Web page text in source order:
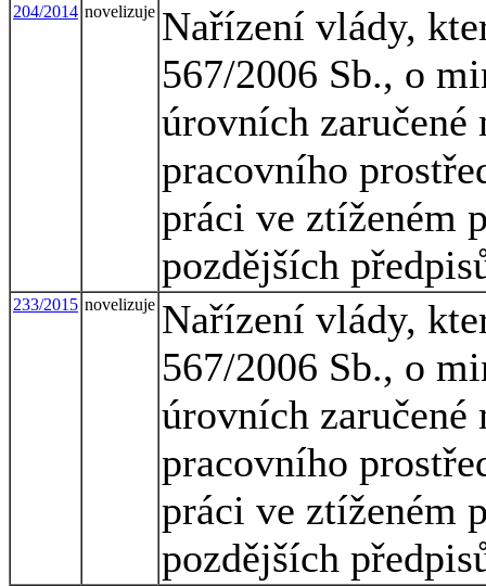
204/2014 novelizuje Nařízení vlády,
567/2006 Sb., o
úrovních zaručené
pracovního
práci ve ztíženém
pozdějších
233/2015 novelizuje Nařízení vlády,
567/2006 Sb., o
úrovních zaručené
pracovního
práci ve ztíženém
pozdějších